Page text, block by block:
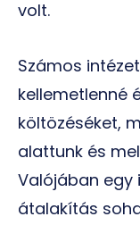
volt.
Számos
kellemetlenné
költözéséket,
alattunk és
Valójában egy
átalakítás